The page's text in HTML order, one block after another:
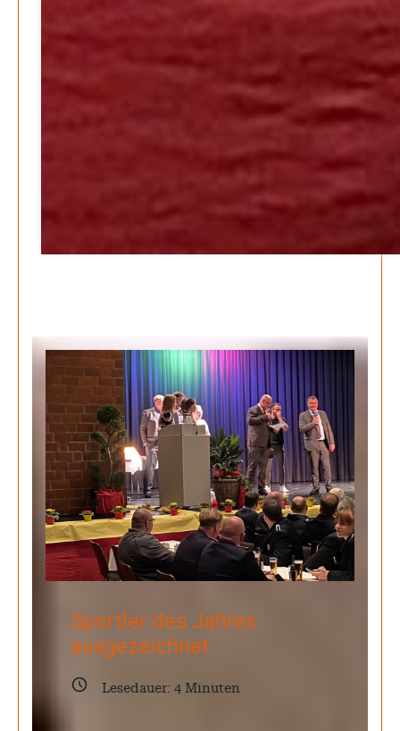
Be-The.News
INFORMATIONEN
Archive
Mai 2026
April 2026
März 2026
Februar 2026
Januar 2026
Dezember 2025
Search
Sportler des Jahres
ausgezeichnet
Lesedauer: 4Minuten